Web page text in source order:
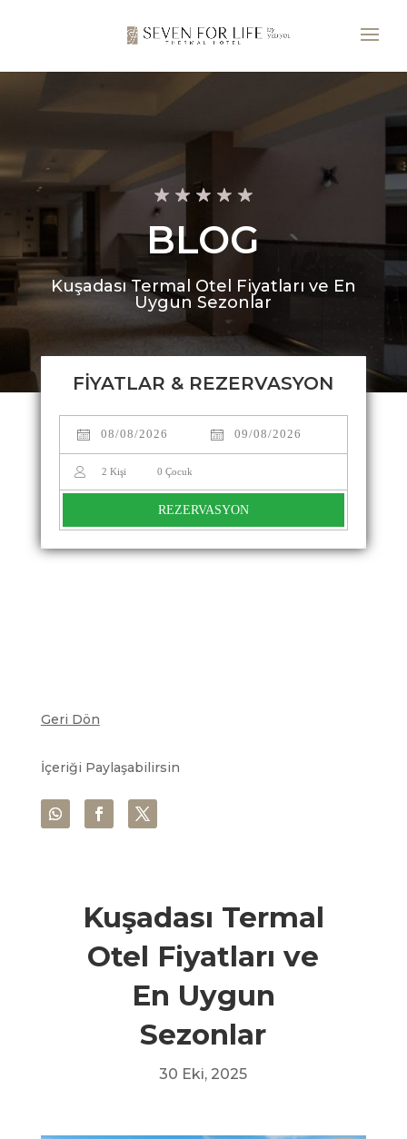
BLOG
Kuşadası Termal Otel Fiyatları ve En
Uygun Sezonlar
FİYATLAR & REZERVASYON
2 Kişi 0 Çocuk
REZERVASYON
Geri Dön
İçeriği Paylaşabilirsin
Kuşadası Termal
Otel Fiyatları ve
En Uygun
Sezonlar
30 Eki, 2025